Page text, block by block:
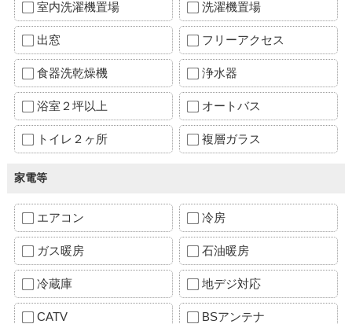
室内洗濯機置場 洗濯機置場
出窓 フリーアクセス
食器洗乾燥機 浄水器
浴室２坪以上 オートバス
トイレ２ヶ所 複層ガラス
家電等
エアコン 冷房
ガス暖房 石油暖房
冷蔵庫 地デジ対応
CATV BSアンテナ